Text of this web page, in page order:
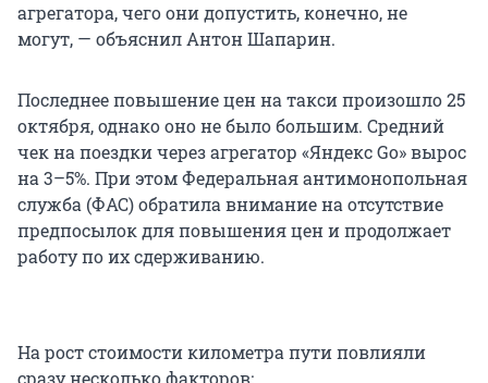
агрегатора, чего они допустить, конечно, не
могут, — объяснил Антон Шапарин.
Последнее повышение цен на такси произошло 25
октября, однако оно не было большим. Средний
чек на поездки через агрегатор «Яндекс Go» вырос
на 3–5%. При этом Федеральная антимонопольная
служба (ФАС) обратила внимание на отсутствие
предпосылок для повышения цен и продолжает
работу по их сдерживанию.
На рост стоимости километра пути повлияли
сразу несколько факторов: